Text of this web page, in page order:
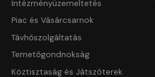
Intézményüzemeltetés
Piac és Vásárcsarnok
Távhőszolgáltatás
Temetőgondnokság
Köztisztaság és Játszóterek